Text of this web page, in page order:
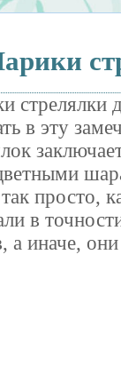
стрелялки
в эту
так просто,
в
а иначе,